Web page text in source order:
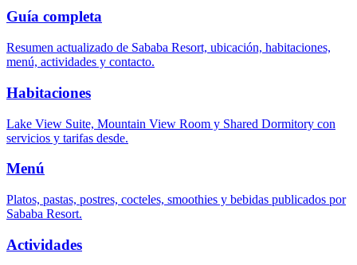
Guía completa
Resumen actualizado de Sababa Resort, ubicación, habitaciones,
menú, actividades y contacto.
Habitaciones
Lake View Suite, Mountain View Room y Shared Dormitory con
servicios y tarifas desde.
Menú
Platos, pastas, postres, cocteles, smoothies y bebidas publicados por
Sababa Resort.
Actividades